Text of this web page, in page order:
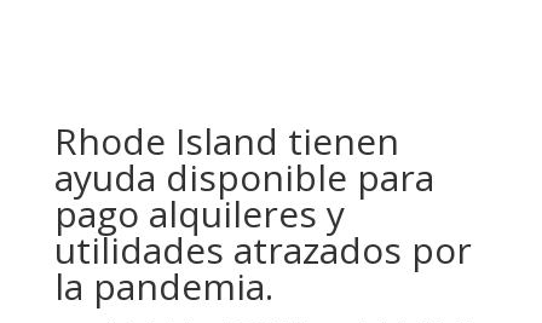
Rhode Island tienen
ayuda disponible para
pago alquileres y
utilidades atrazados por
la pandemia.